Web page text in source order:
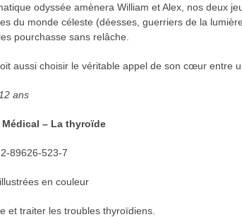
odyssée amènera William et Alex, nos deux
du monde céleste (déesses, guerriers de la
pourchasse sans relâche.
aussi choisir le véritable appel de son cœur entre
ans
Médical – La thyroïde
89626-523-7
en couleur
et traiter les troubles thyroïdiens.